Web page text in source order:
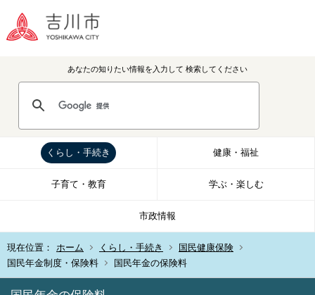
あなたの知りたい情報を入力して 検索してください
くらし・手続き 健康・福祉
子育て・教育 学ぶ・楽しむ
市政情報
現在位置： ホーム くらし・手続き
国民健康保険
国民年金制度・保険料
国民年金の保険料